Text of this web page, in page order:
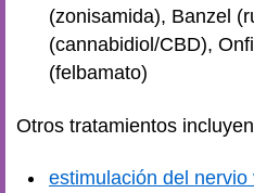
(zonisamida), Banzel
(cannabidiol/CBD),
(felbamato)
Otros tratamientos
estimulación del nervio